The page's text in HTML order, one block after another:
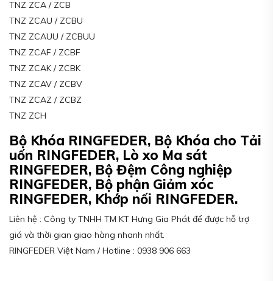
TNZ ZCA / ZCB
TNZ ZCAU / ZCBU
TNZ ZCAUU / ZCBUU
TNZ ZCAF / ZCBF
TNZ ZCAK / ZCBK
TNZ ZCAV / ZCBV
TNZ ZCAZ / ZCBZ
TNZ ZCH
Bộ Khóa RINGFEDER, Bộ Khóa cho Tải
uốn RINGFEDER, Lò xo Ma sát
RINGFEDER, Bộ Đệm Công nghiệp
RINGFEDER, Bộ phận Giảm xóc
RINGFEDER, Khớp nối RINGFEDER.
Liên hệ : Công ty TNHH TM KT Hưng Gia Phát để được hỗ trợ
giá và thời gian giao hàng nhanh nhất.
RINGFEDER Việt Nam / Hotline : 0938 906 663